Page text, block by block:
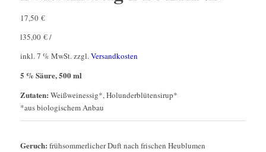
17,50 €
35,00 €/
l
inkl. 7 % MwSt.zzgl.Versandkosten
5 % Säure, 500 ml
Zutaten: Weißweinessig*, Holunderblütensirup*
*aus biologischem Anbau
Geruch: frühsommerlicher Duft nach frischen Heublumen